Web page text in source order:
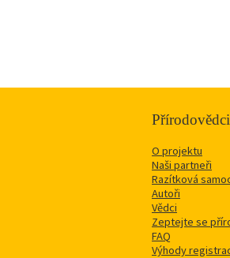
Přírodovědci
O projektu
Naši partneři
Razítková
Autoři
Vědci
Zeptejte se
FAQ
Výhody